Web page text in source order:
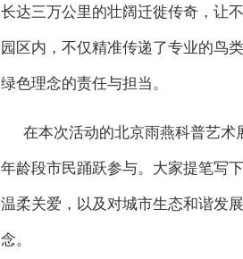
长达三万公里的壮阔迁徙传奇，让
园区内，不仅精准传递了专业的鸟
绿色理念的责任与担当。
在本次活动的北京雨燕科普艺术
年龄段市民踊跃参与。大家提笔写
温柔关爱，以及对城市生态和谐发
念。